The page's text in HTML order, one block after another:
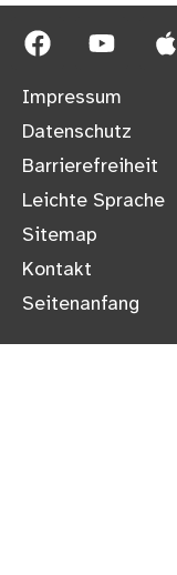
Impressum
Datenschutz
Barrierefreiheit
Leichte Sprache
Sitemap
Kontakt
Seitenanfang